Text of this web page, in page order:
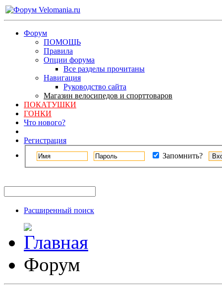
Форум
ПОМОЩЬ
Правила
Опции форума
Все разделы прочитаны
Навигация
Руководство сайта
Магазин велосипедов и спорттоваров
ПОКАТУШКИ
ГОНКИ
Что нового?
Регистрация
Запомнить?
Расширенный поиск
Форум